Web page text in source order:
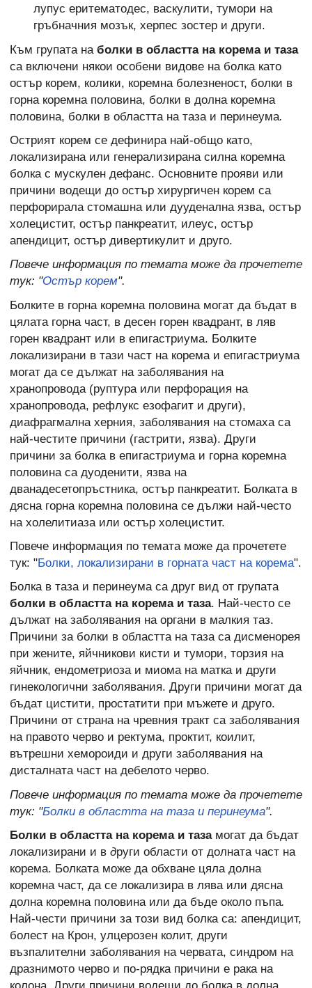
лупус еритематодес, васкулити, тумори на
гръбначния мозък, херпес зостер и други.
Към групата на болки в областта на корема и таза
са включени някои особени видове на болка като
остър корем, колики, коремна болезненост, болки в
горна коремна половина, болки в долна коремна
половина, болки в областта на таза и перинеума.
Острият корем се дефинира най-общо като,
локализирана или генерализирана силна коремна
болка с мускулен дефанс. Основните прояви или
причини водещи до остър хирургичен корем са
перфорирала стомашна или дууденална язва, остър
холецистит, остър панкреатит, илеус, остър
апендицит, остър дивертикулит и друго.
Повече информация по темата може да прочетете
тук: "Остър корем".
Болките в горна коремна половина могат да бъдат в
цялата горна част, в десен горен квадрант, в ляв
горен квадрант или в епигастриума. Болките
локализирани в тази част на корема и епигастриума
могат да се дължат на заболявания на
хранопровода (руптура или перфорация на
хранопровода, рефлукс езофагит и други),
диафрагмална херния, заболявания на стомаха са
най-честите причини (гастрити, язва). Други
причини за болка в епигастриума и горна коремна
половина са дуоденити, язва на
дванадесетопръстника, остър панкреатит. Болката в
дясна горна коремна половина се дължи най-често
на холелитиаза или остър холецистит.
Повече информация по темата може да прочетете
тук: "Болки, локализирани в горната част на корема".
Болка в таза и перинеума са друг вид от групата
болки в областта на корема и таза. Най-често се
дължат на заболявания на органи в малкия таз.
Причини за болки в областта на таза са дисменорея
при жените, яйчникови кисти и тумори, торзия на
яйчник, ендометриоза и миома на матка и други
гинекологични заболявания. Други причини могат да
бъдат цистити, простатити при мъжете и друго.
Причини от страна на чревния тракт са заболявания
на правото черво и ректума, проктит, коилит,
вътрешни хемороиди и други заболявания на
дисталната част на дебелото черво.
Повече информация по темата може да прочетете
тук: "Болки в областта на таза и перинеума".
Болки в областта на корема и тазамогат да бъдат
локализирани и в други области от долната част на
корема. Болката може да обхване цяла долна
коремна част, да се локализира в лява или дясна
долна коремна половина или да бъде около пъпа.
Най-чести причини за този вид болка са: апендицит,
болест на Крон, улцерозен колит, други
възпалителни заболявания на червата, синдром на
дразнимото черво и по-рядка причини е рака на